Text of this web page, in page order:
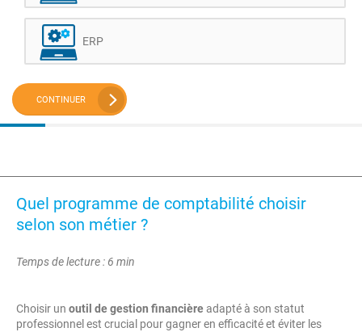
ERP
CONTINUER
Quel programme de comptabilité choisir
selon son métier ?
Temps de lecture : 6 min
Choisir un outil de gestion financièreadapté à son statut
professionnel est crucial pour gagner en efficacité et éviter les